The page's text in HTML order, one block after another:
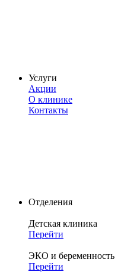
Услуги
Акции
О клинике
Контакты
Отделения
Детская клиника
Перейти
ЭКО и беременность
Перейти